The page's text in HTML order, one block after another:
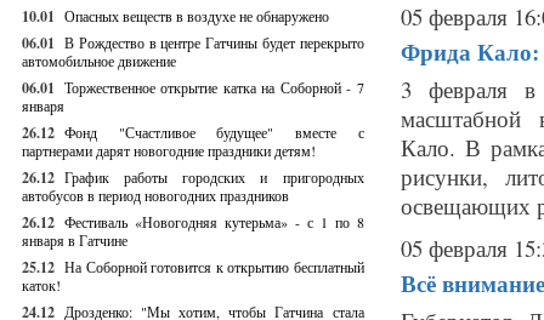
10.01 Опасных веществ в воздухе не обнаружено
06.01 В Рождество в центре Гатчины будет перекрыто
автомобильное движение
06.01 Торжественное открытие катка на Соборной - 7
января
26.12 Фонд "Счастливое будущее" вместе с
партнерами дарят новогодние праздники детям!
26.12 График работы городских и пригородных
автобусов в период новогодних праздников
26.12 Фестиваль «Новогодняя кутерьма» - с 1 по 8
января в Гатчине
25.12 На Соборной готовится к открытию бесплатный
каток!
24.12 Дрозденко: "Мы хотим, чтобы Гатчина стала
05 февраля
Фрида Кало:
3 февраля в
масштабной
Кало. В
рисунки,
освещающих
05 февраля
Всё